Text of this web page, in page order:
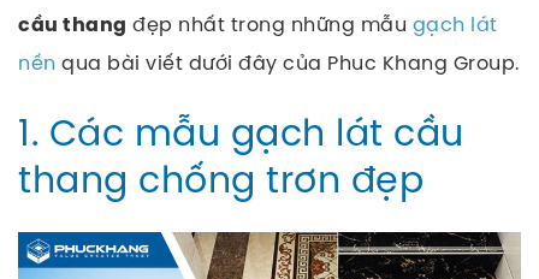
cầu thang đẹp nhất trong những mẫu gạch lát
nền qua bài viết dưới đây của Phuc Khang Group.
1. Các mẫu gạch lát cầu
thang chống trơn đẹp